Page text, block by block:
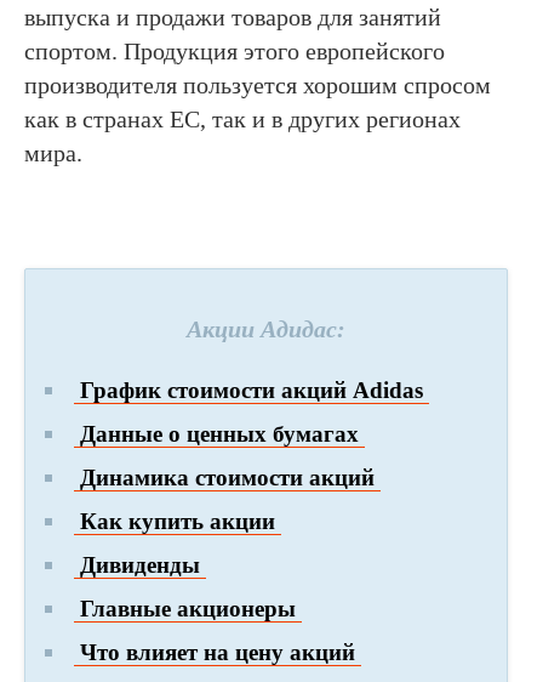
выпуска и продажи товаров для занятий
спортом. Продукция этого европейского
производителя пользуется хорошим спросом
как в странах ЕС, так и в других регионах
мира.
Акции Адидас:
График стоимости акций Adidas
Данные о ценных бумагах
Динамика стоимости акций
Как купить акции
Дивиденды
Главные акционеры
Что влияет на цену акций